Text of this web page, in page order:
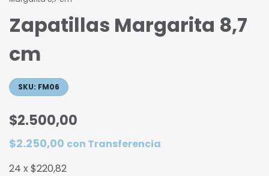
Zapatillas Margarita 8,7
cm
SKU: FM06
$2.500,00
$2.250,00 con Transferencia
24 x$220,82